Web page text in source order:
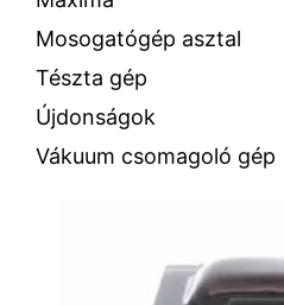
Mosogatógép asztal
Tészta gép
Újdonságok
Vákuum csomagoló gép